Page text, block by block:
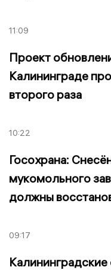
11:09
Проект
Калининграде
второго раза
10:22
Госохрана:
мукомольного
должны
09:17